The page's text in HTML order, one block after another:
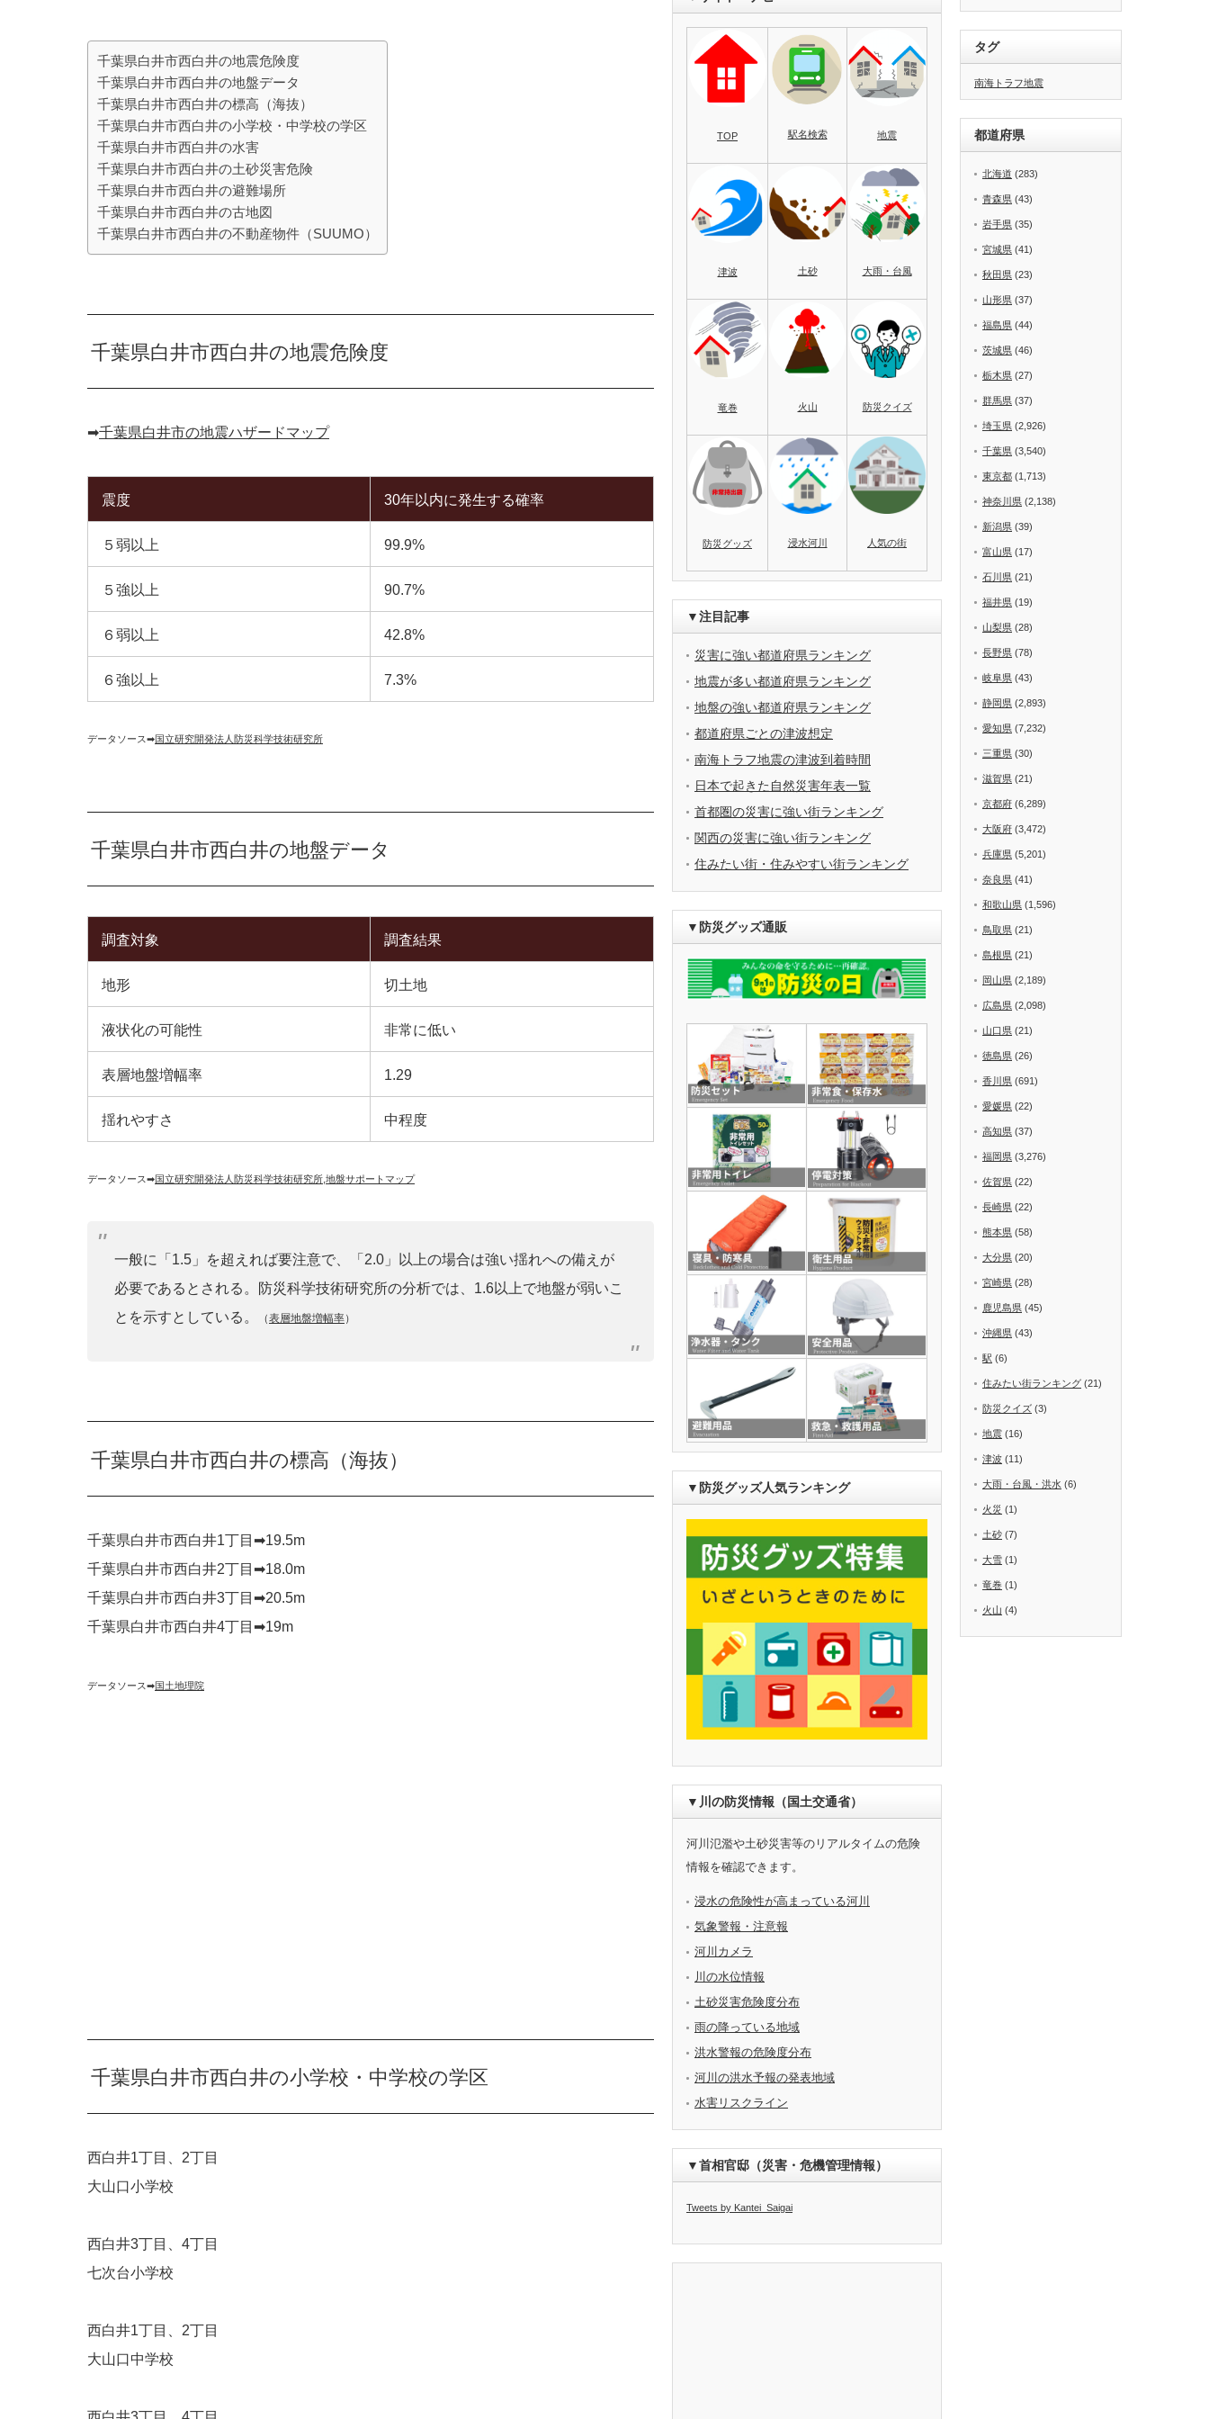
千葉県白井市西白井の地震危険度
千葉県白井市西白井の地盤データ
千葉県白井市西白井の標高（海抜）
千葉県白井市西白井の小学校・中学校の学区
千葉県白井市西白井の水害
千葉県白井市西白井の土砂災害危険
千葉県白井市西白井の避難場所
千葉県白井市西白井の古地図
千葉県白井市西白井の不動産物件（SUUMO）
千葉県白井市西白井の地震危険度
➡︎千葉県白井市の地震ハザードマップ
震度 30年以内に発生する確率
５弱以上 99.9%
５強以上 90.7%
６弱以上 42.8%
６強以上 7.3%
データソース➡︎国立研究開発法人防災科学技術研究所
千葉県白井市西白井の地盤データ
調査対象 調査結果
地形 切土地
液状化の可能性 非常に低い
表層地盤増幅率 1.29
揺れやすさ 中程度
データソース➡︎国立研究開発法人防災科学技術研究所 地盤サポートマップ
一般に「1.5」を超えれば要注意で、「2.0」以上の場合は強い揺れへの備えが
必要であるとされる。防災科学技術研究所の分析では、1.6以上で地盤が弱いこ
とを示すとしている。
（表層地盤増幅率）
千葉県白井市西白井の標高（海抜）
千葉県白井市西白井1丁目➡︎19.5m
千葉県白井市西白井2丁目➡︎18.0m
千葉県白井市西白井3丁目➡︎20.5m
千葉県白井市西白井4丁目➡︎19m
データソース➡︎国土地理院
千葉県白井市西白井の小学校・中学校の学区
西白井1丁目、2丁目
大山口小学校
西白井3丁目、4丁目
七次台小学校
西白井1丁目、2丁目
大山口中学校
TOP 駅名検索 地震
津波 土砂 大雨・台風
竜巻 火山 防災クイズ
防災グッズ 浸水河川 人気の街
▼注目記事
災害に強い都道府県ランキング
地震が多い都道府県ランキング
地盤の強い都道府県ランキング
都道府県ごとの津波想定
南海トラフ地震の津波到着時間
日本で起きた自然災害年表一覧
首都圏の災害に強い街ランキング
関西の災害に強い街ランキング
住みたい街・住みやすい街ランキング
▼防災グッズ通販
▼防災グッズ人気ランキング
▼川の防災情報（国土交通省）
河川氾濫や土砂災害等のリアルタイムの危険
情報を確認できます。
浸水の危険性が高まっている河川
気象警報・注意報
河川カメラ
川の水位情報
土砂災害危険度分布
雨の降っている地域
洪水警報の危険度分布
河川の洪水予報の発表地域
水害リスクライン
▼首相官邸（災害・危機管理情報）
Tweets by Kantei_Saigai
タグ
南海トラフ地震
都道府県
北海道 (283)
青森県 (43)
岩手県 (35)
宮城県 (41)
秋田県 (23)
山形県 (37)
福島県 (44)
茨城県 (46)
栃木県 (27)
群馬県 (37)
埼玉県 (2,926)
千葉県 (3,540)
東京都 (1,713)
神奈川県 (2,138)
新潟県 (39)
富山県 (17)
石川県 (21)
福井県 (19)
山梨県 (28)
長野県 (78)
岐阜県 (43)
静岡県 (2,893)
愛知県 (7,232)
三重県 (30)
滋賀県 (21)
京都府 (6,289)
大阪府 (3,472)
兵庫県 (5,201)
奈良県 (41)
和歌山県 (1,596)
鳥取県 (21)
島根県 (21)
岡山県 (2,189)
広島県 (2,098)
山口県 (21)
徳島県 (26)
香川県 (691)
愛媛県 (22)
高知県 (37)
福岡県 (3,276)
佐賀県 (22)
長崎県 (22)
熊本県 (58)
大分県 (20)
宮崎県 (28)
鹿児島県 (45)
沖縄県 (43)
駅 (6)
住みたい街ランキング (21)
防災クイズ (3)
地震 (16)
津波 (11)
大雨・台風・洪水 (6)
火災 (1)
土砂 (7)
大雪 (1)
竜巻 (1)
火山 (4)